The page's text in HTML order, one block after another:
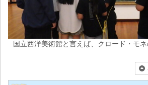
国立西洋美術館と言えば、クロード・モネ